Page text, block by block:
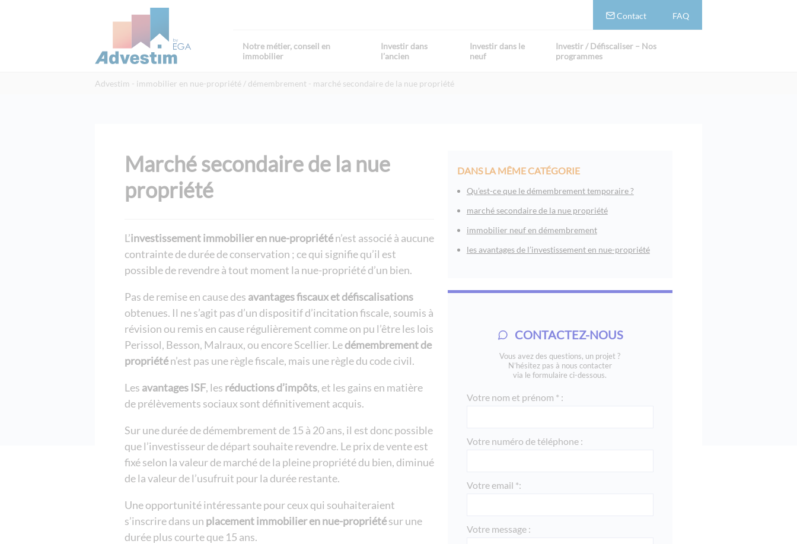
Contact FAQ
Notre métier, conseil en
immobilier
Investir dans
l’ancien
Investir dans le
neuf
Investir / Défiscaliser – Nos
programmes
Advestim immobilier en nue-propriété / démembrement marché secondaire de la nue propriété
Marché secondaire de la nue
propriété
L’investissement immobilier en nue-propriétén’est associé à aucune
contrainte de durée de conservation ; ce qui signifie qu’il est
possible de revendre à tout moment la nue-propriété d’un bien.
Pas de remise en cause des avantages fiscaux et défiscalisations
obtenues. Il ne s’agit pas d’un dispositif d’incitation fiscale, soumis à
révision ou remis en cause régulièrement comme on pu l’être les lois
Perissol, Besson, Malraux, ou encore Scellier. Ledémembrement de
propriétén’est pas une règle fiscale, mais une règle du code civil.
Les avantages ISF, les réductions d’impôts, et les gains en matière
de prélèvements sociaux sont définitivement acquis.
Sur une durée de démembrement de 15 à 20 ans, il est donc possible
que l’investisseur de départ souhaite revendre. Le prix de vente est
fixé selon la valeur de marché de la pleine propriété du bien, diminué
de la valeur de l’usufruit pour la durée restante.
Une opportunité intéressante pour ceux qui souhaiteraient
s’inscrire dans un placement immobilier en nue-propriétésur une
durée plus courte que 15 ans.
DANS LA MÊME CATÉGORIE
Qu’est-ce que le démembrement temporaire ?
marché secondaire de la nue propriété
immobilier neuf en démembrement
les avantages de l’investissement en nue-propriété
CONTACTEZ-NOUS
Vous avez des questions, un projet ?
N’hésitez pas à nous contacter
via le formulaire ci-dessous.
Votre nom et prénom * :
Votre numéro de téléphone :
Votre email *:
Votre message :